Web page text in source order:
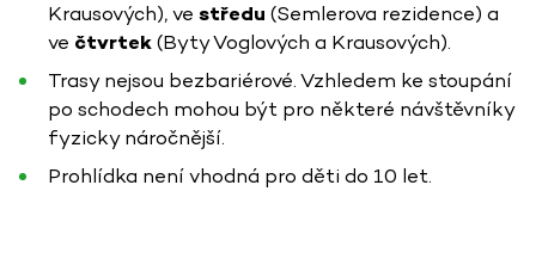
Krausových), ve středu (Semlerova rezidence) a
ve čtvrtek(Byty Voglových a Krausových).
Trasy nejsou bezbariérové. Vzhledem ke stoupání
po schodech mohou být pro některé návštěvníky
fyzicky náročnější.
Prohlídka není vhodná pro děti do 10 let.